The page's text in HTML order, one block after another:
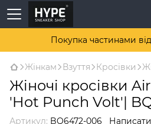
Покупка частинами
Жінкам Взуття Кросівки
Жіночі кросівки
'Hot Punch Volt'|
Артикул: BQ6472-006